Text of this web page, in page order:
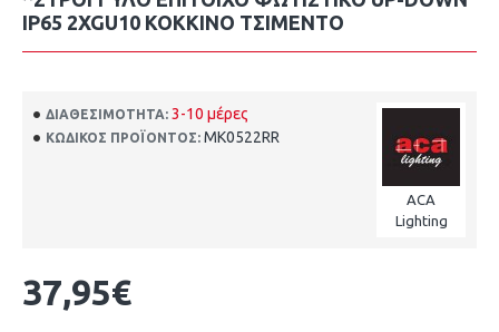
IP65 2XGU10 ΚΟΚΚΙΝΟ ΤΣΙΜΕΝΤΟ
ΔΙΑΘΕΣΙΜΌΤΗΤΑ: 3-10 μέρες
ΚΩΔΙΚΌΣ ΠΡΟΪΌΝΤΟΣ: MK0522RR
ACA
Lighting
37,95€